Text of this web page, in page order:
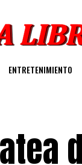
ENTRETENIMIENTO